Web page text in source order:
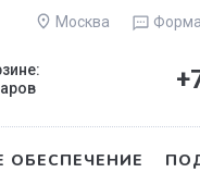
Москва
ОБЕСПЕЧЕНИЕ